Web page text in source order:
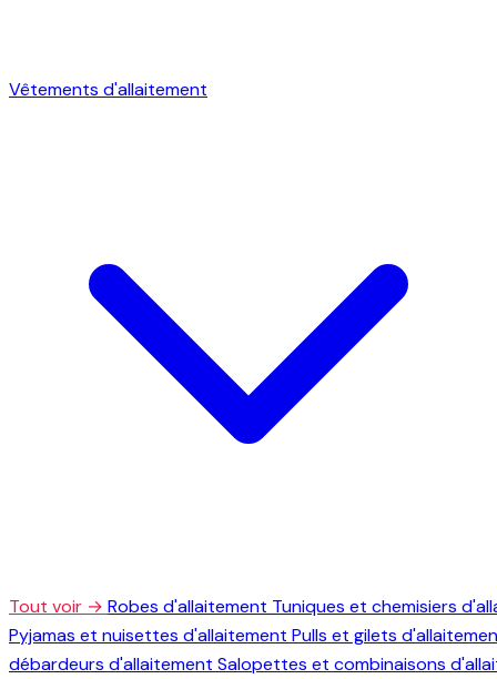
Vêtements d'allaitement
Tout voir → Robes d'allaitement Tuniques et chemisiers
Pyjamas et nuisettes d'allaitement Pulls et gilets
débardeurs d'allaitement Salopettes et combinaisons